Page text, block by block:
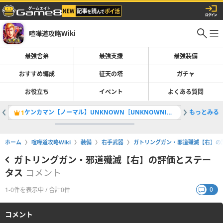
喧嘩道攻略Wiki
最強舎弟 最強支援 最強装備
おすすめ編成 征天の塔 ガチャ
お役立ち イベント よくある質問
1 ケンカマン【ノーマル】UNKNOWN［UNKNOWNⅠ］の評価とステータス 2藤華衿
もっとみる
ホーム 喧嘩道攻略Wiki 装備 右手武器 ガトリングガン・邪道殲滅【右】
ガトリングガン・邪道殲滅【右】の評価とステー
タス コメント
1-0件を表示中 / 合計0件 0
コメント